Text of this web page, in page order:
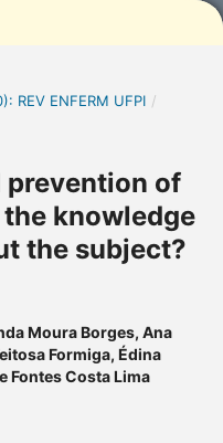
REV ENFERM UFPI /
prevention of
knowledge
the subject?
Moura Borges, Ana
Formiga, Édina
Fontes Costa Lima